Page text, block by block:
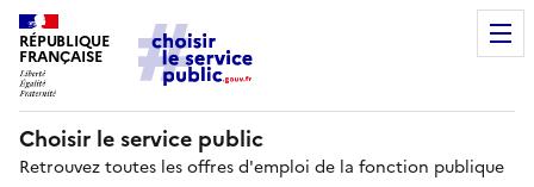
RÉPUBLIQUE
FRANÇAISE
Choisir le service public
Retrouvez toutes les offres d'emploi de la fonction publique